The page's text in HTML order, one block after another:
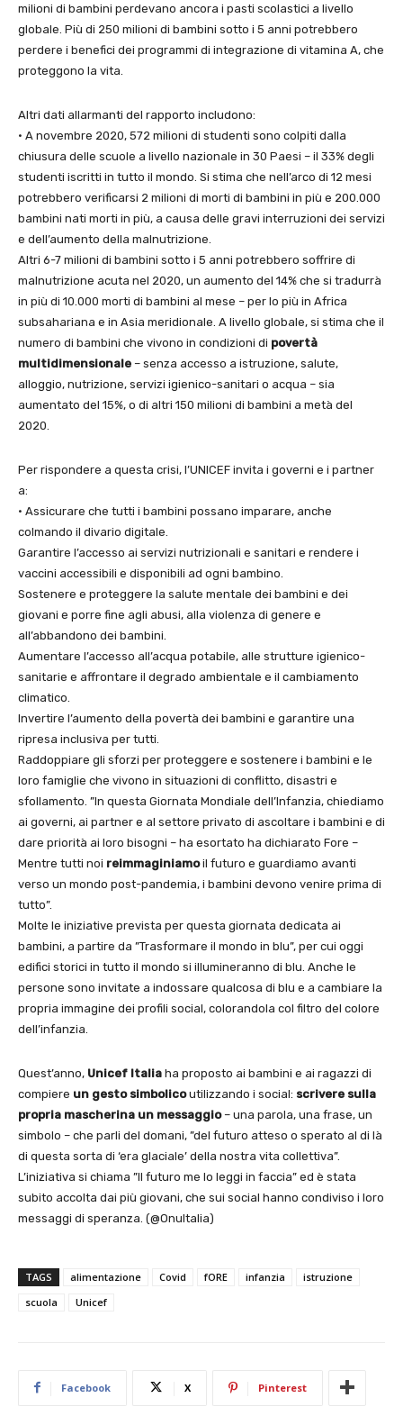
milioni di bambini perdevano ancora i pasti scolastici a livello
globale. Più di 250 milioni di bambini sotto i 5 anni potrebbero
perdere i benefici dei programmi di integrazione di vitamina A, che
proteggono la vita.
Altri dati allarmanti del rapporto includono:
• A novembre 2020, 572 milioni di studenti sono colpiti dalla
chiusura delle scuole a livello nazionale in 30 Paesi – il 33% degli
studenti iscritti in tutto il mondo. Si stima che nell’arco di 12 mesi
potrebbero verificarsi 2 milioni di morti di bambini in più e 200.000
bambini nati morti in più, a causa delle gravi interruzioni dei servizi
e dell’aumento della malnutrizione.
Altri 6-7 milioni di bambini sotto i 5 anni potrebbero soffrire di
malnutrizione acuta nel 2020, un aumento del 14% che si tradurrà
in più di 10.000 morti di bambini al mese – per lo più in Africa
subsahariana e in Asia meridionale. A livello globale, si stima che il
numero di bambini che vivono in condizioni di povertà
multidimensionale – senza accesso a istruzione, salute,
alloggio, nutrizione, servizi igienico-sanitari o acqua – sia
aumentato del 15%, o di altri 150 milioni di bambini a metà del
2020.
Per rispondere a questa crisi, l’UNICEF invita i governi e i partner
a:
• Assicurare che tutti i bambini possano imparare, anche
colmando il divario digitale.
Garantire l’accesso ai servizi nutrizionali e sanitari e rendere i
vaccini accessibili e disponibili ad ogni bambino.
Sostenere e proteggere la salute mentale dei bambini e dei
giovani e porre fine agli abusi, alla violenza di genere e
all’abbandono dei bambini.
Aumentare l’accesso all’acqua potabile, alle strutture igienico-
sanitarie e affrontare il degrado ambientale e il cambiamento
climatico.
Invertire l’aumento della povertà dei bambini e garantire una
ripresa inclusiva per tutti.
Raddoppiare gli sforzi per proteggere e sostenere i bambini e le
loro famiglie che vivono in situazioni di conflitto, disastri e
sfollamento. ”In questa Giornata Mondiale dell’Infanzia, chiediamo
ai governi, ai partner e al settore privato di ascoltare i bambini e di
dare priorità ai loro bisogni – ha esortato ha dichiarato Fore –
Mentre tutti noi reimmaginiamoil futuro e guardiamo avanti
verso un mondo post-pandemia, i bambini devono venire prima di
tutto”.
Molte le iniziative prevista per questa giornata dedicata ai
bambini, a partire da ”Trasformare il mondo in blu”, per cui oggi
edifici storici in tutto il mondo si illumineranno di blu. Anche le
persone sono invitate a indossare qualcosa di blu e a cambiare la
propria immagine dei profili social, colorandola col filtro del colore
dell’infanzia.
Quest’anno, Unicef Italia ha proposto ai bambini e ai ragazzi di
compiere un gesto simbolicoutilizzando i social: scrivere sulla
propria mascherina un messaggio– una parola, una frase, un
simbolo – che parli del domani, ”del futuro atteso o sperato al di là
di questa sorta di ‘era glaciale’ della nostra vita collettiva”.
L’iniziativa si chiama ”Il futuro me lo leggi in faccia” ed è stata
subito accolta dai più giovani, che sui social hanno condiviso i loro
messaggi di speranza. (@OnuItalia)
TAGS alimentazione Covid fORE infanzia
istruzione
scuola
Unicef
Facebook X Pinterest